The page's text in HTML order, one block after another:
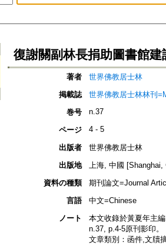
復謝關副林長捐助圖書館建
著者
世界佛教居士林
掲載誌
世界佛教居士林林刊
巻号
n.37
ページ 4 - 5
出版者
世界佛教居士林
出版地
上海, 中國 [Shanghai,
資料の種類
期刊論文=Journal
言語
中文=Chinese
ノート
本文收錄於黃夏年主
n.37, p.4-5原刊影印。
文章類別：函件,文牘